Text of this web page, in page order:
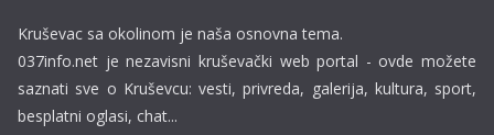
Kruševac sa okolinom je naša osnovna tema.
037info.net je nezavisni kruševački web portal - ovde možete
saznati sve o Kruševcu: vesti, privreda, galerija, kultura, sport,
besplatni oglasi, chat...